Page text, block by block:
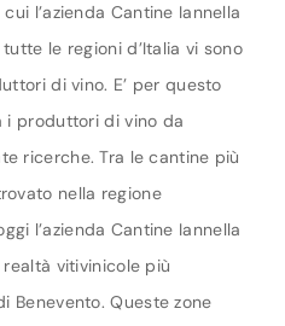
l’azienda Cantine Iannella
le regioni d’Italia vi sono
di vino. E’ per questo
i produttori di vino da
ricerche. Tra le cantine più
nella regione
l’azienda Cantine Iannella
vitivinicole più
Benevento. Queste zone